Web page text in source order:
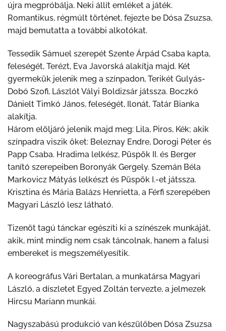
újra megpróbálja. Neki állít emléket a játék.
Romantikus, régmúlt történet, fejezte be Dósa Zsuzsa,
majd bemutatta a további alkotókat.
Tessedik Sámuel szerepét Szente Árpád Csaba kapta,
feleségét, Terézt, Eva Javorská alakítja majd. Két
gyermekük jelenik meg a színpadon, Terikét Gulyás-
Dobó Szofi, Lászlót Vályi Boldizsár játssza. Boczkó
Dánielt Timkó János, feleségét, Ilonát, Tatár Bianka
alakítja.
Három elöljáró jelenik majd meg: Lila, Piros, Kék; akik
színpadra viszik őket: Beleznay Endre, Dorogi Péter és
Papp Csaba. Hradima lelkész, Püspök II. és Berger
tanító szerepeiben Boronyák Gergely. Szemán Béla
Markovicz Mátyás lelkészt és Püspök I.-et játssza.
Krisztina és Mária Balázs Henrietta, a Férfi szerepében
Magyari László lesz látható.
Tizenöt tagú tánckar egészíti ki a színészek munkáját,
akik, mint mindig nem csak táncolnak, hanem a falusi
embereket is megszemélyesítik.
A koreográfus Vári Bertalan, a munkatársa Magyari
László, a díszletet Egyed Zoltán tervezte, a jelmezek
Hircsu Mariann munkái.
Nagyszabású produkció van készülőben Dósa Zsuzsa